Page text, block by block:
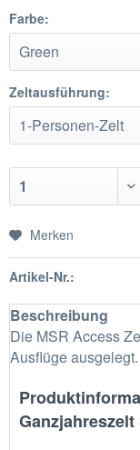
Farbe:
Zeltausführung:
Merken
Artikel-Nr.:
Beschreibung
Die MSR Access
Ausflüge
Ganzjahreszelt